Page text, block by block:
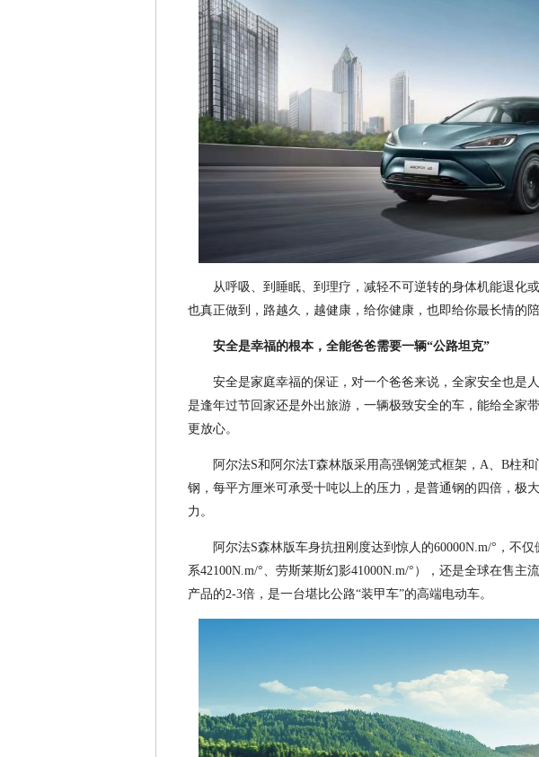
从呼吸、到睡眠、到理疗，减轻不可逆转的身体机能退化
也真正做到，路越久，越健康，给你健康，也即给你最长情的陪
安全是幸福的根本，全能爸爸需要一辆“公路坦克”
安全是家庭幸福的保证，对一个爸爸来说，全家安全也是
是逢年过节回家还是外出旅游，一辆极致安全的车，能给全家
更放心。
阿尔法S和阿尔法T森林版采用高强钢笼式框架，A、B柱和
钢，每平方厘米可承受十吨以上的压力，是普通钢的四倍，极
力。
阿尔法S森林版车身抗扭刚度达到惊人的60000N.m/°，不
系42100N.m/°、劳斯莱斯幻影41000N.m/°），还是全球在售主
产品的2-3倍，是一台堪比公路“装甲车”的高端电动车。